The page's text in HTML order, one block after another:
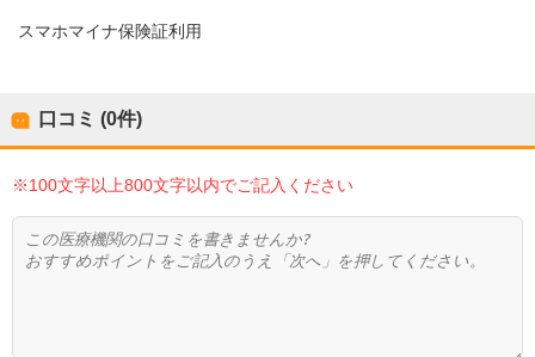
スマホマイナ保険証利用
口コミ (0件)
※100文字以上800文字以内でご記入ください